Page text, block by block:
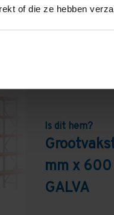
of die ze hebben
Is dit hem?
mm x
GALVA